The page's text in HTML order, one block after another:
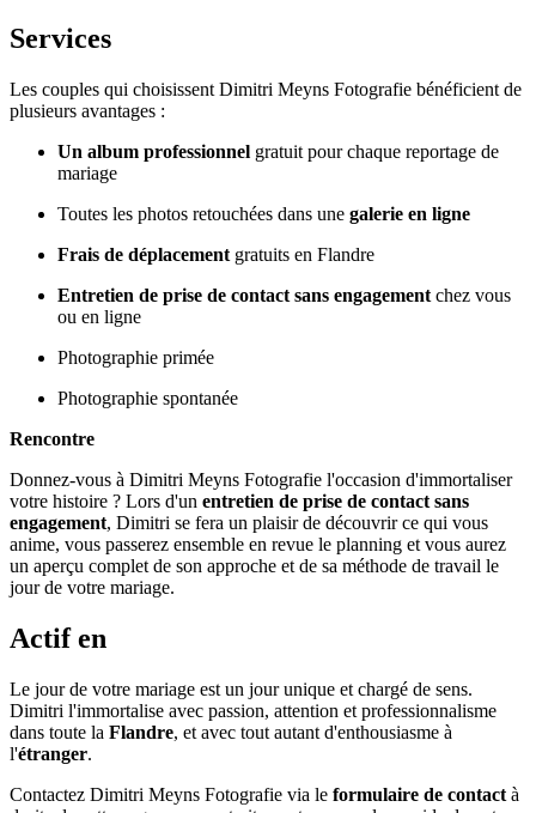
Services
Les couples qui choisissent Dimitri Meyns Fotografie bénéficient de
plusieurs avantages :
Un album professionnel gratuit pour chaque reportage de
mariage
Toutes les photos retouchées dans une galerie en ligne
Frais de déplacement gratuits en Flandre
Entretien de prise de contact sans engagement chez vous
ou en ligne
Photographie primée
Photographie spontanée
Rencontre
Donnez-vous à Dimitri Meyns Fotografie l'occasion d'immortaliser
votre histoire ? Lors d'un entretien de prise de contact sans
engagement, Dimitri se fera un plaisir de découvrir ce qui vous
anime, vous passerez ensemble en revue le planning et vous aurez
un aperçu complet de son approche et de sa méthode de travail le
jour de votre mariage.
Actif en
Le jour de votre mariage est un jour unique et chargé de sens.
Dimitri l'immortalise avec passion, attention et professionnalisme
dans toute la Flandre, et avec tout autant d'enthousiasme à
l'étranger.
Contactez Dimitri Meyns Fotografie via le formulaire de contact à